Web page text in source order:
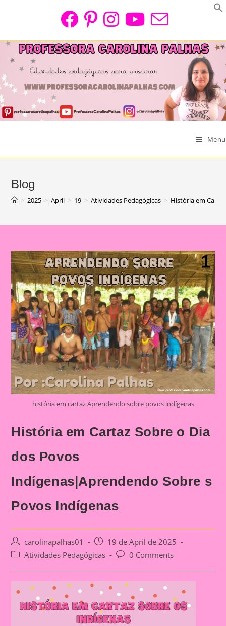
Menu
Blog
> 2025 > April > 19 > Atividades Pedagógicas > História em
história em cartaz Aprendendo sobre povos indígenas
História em Cartaz Sobre o Dia
dos Povos
Indígenas|Aprendendo Sobre s
Povos Indígenas
Post
author:
carolinapalhas01
Post
published:
19 de April de 2025
PostAtividades Pedagógicas
Post0 Comments